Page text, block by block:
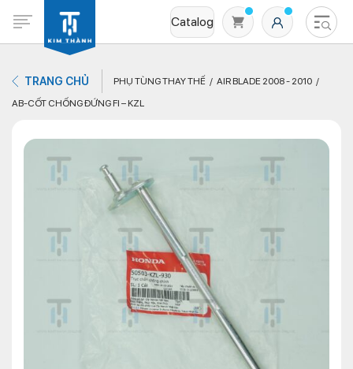
Catalog
Không có sản phẩm nào trong giỏ hàng
TRANG CHỦ PHỤ TÙNG THAY THẾ
AIR BLADE 2008 - 2010
AB-CỐT CHỐNG ĐỨNG FI – KZL